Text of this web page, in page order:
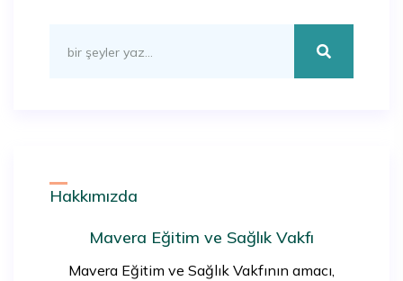
Hakkımızda
Mavera Eğitim ve Sağlık Vakfı
Mavera Eğitim ve Sağlık Vakfının amacı,